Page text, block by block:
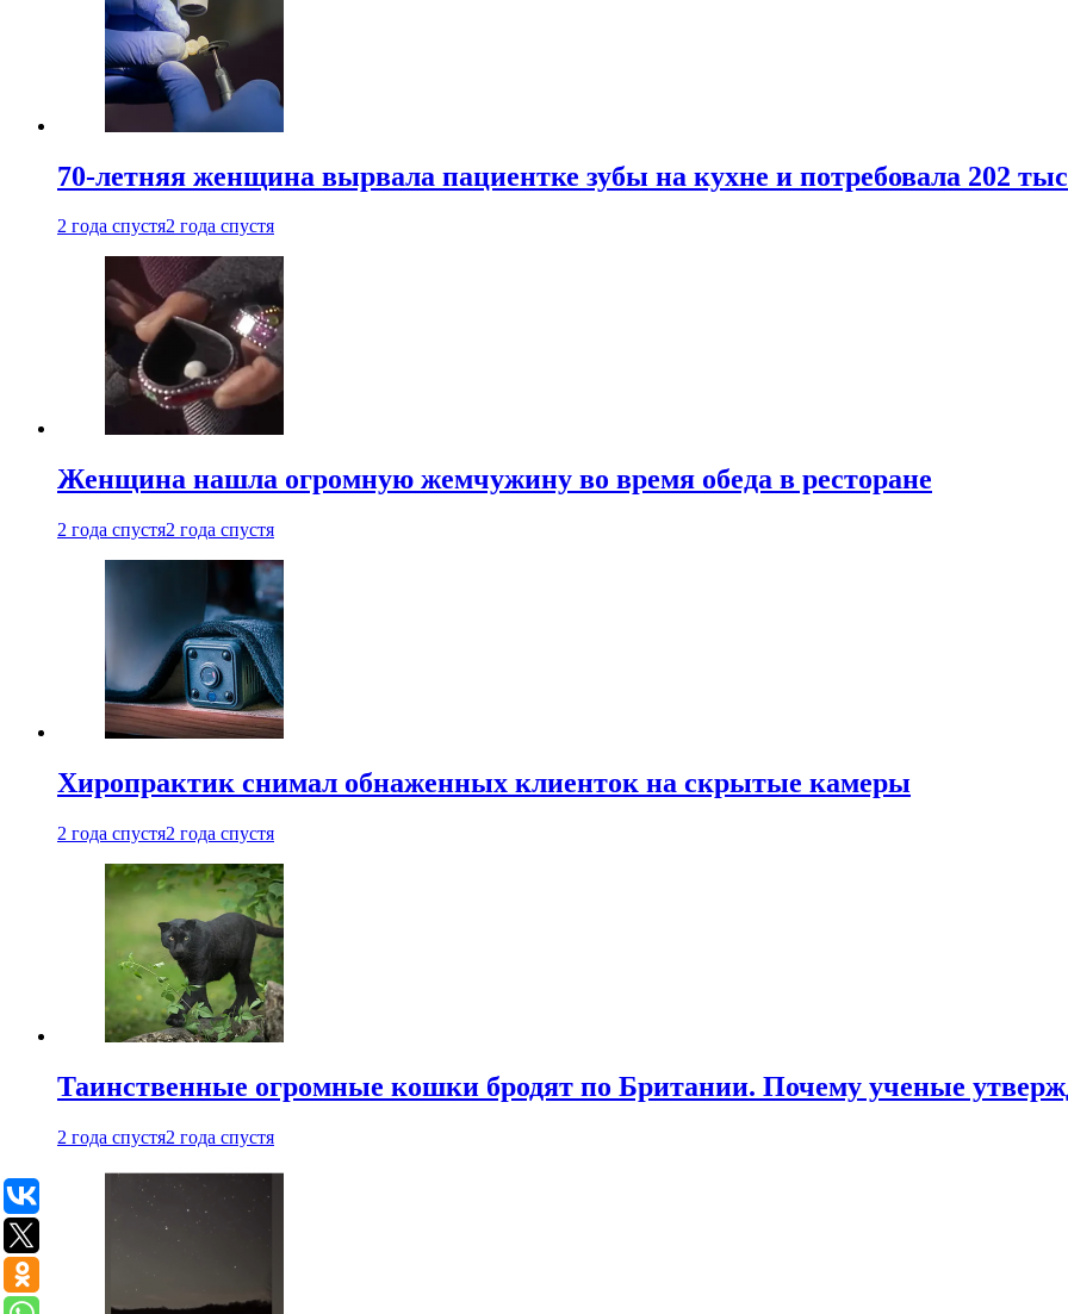
70-летняя женщина вырвала пациентке зубы на кухне и потребовала 202
2 года спустя2 года спустя
Женщина нашла огромную жемчужину во время обеда в ресторане
2 года спустя2 года спустя
Хиропрактик снимал обнаженных клиенток на скрытые камеры
2 года спустя2 года спустя
Таинственные огромные кошки бродят по Британии. Почему ученые
2 года спустя2 года спустя